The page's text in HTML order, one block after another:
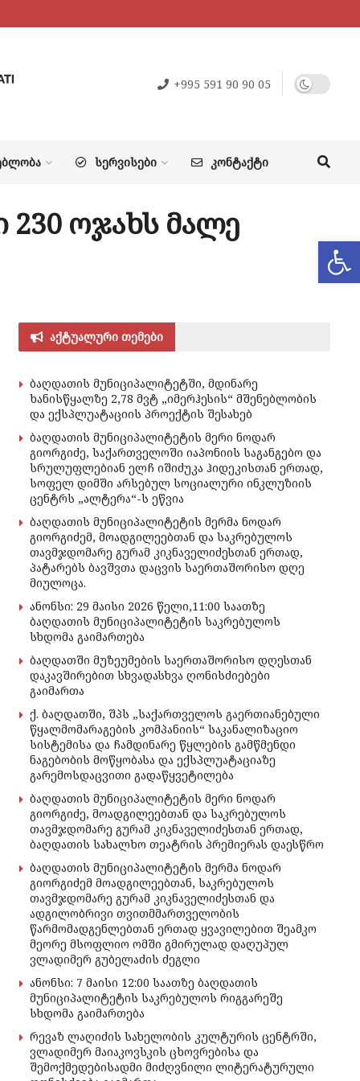
+995 591 90 90 05
ᲡᲔᲠᲕᲘᲡᲔᲑᲘ ᲙᲝᲜᲢᲐᲥᲢᲘ
ოჯახს მალე
აქტუალური თემები
ბაღდათის მუნიციპალიტეტში, მდინარე
ხანისწყალზე 2,78 მვტ „იმერჰესის“ მშენებლობის
და ექსპლუატაციის პროექტის შესახებ
ბაღდათის მუნიციპალიტეტის მერი ნოდარ
გიორგიძე, საქართველოში იაპონიის საგანგებო და
სრულუფლებიან ელჩ იშიძუკა ჰიდეკისთან ერთად,
სოფელ დიმში არსებულ სოციალური ინკლუზიის
ცენტრს „ალტერა“-ს ეწვია
ბაღდათის მუნიციპალიტეტის მერმა ნოდარ
გიორგიძემ, მოადგილეებთან და საკრებულოს
თავმჯდომარე გურამ კიკნაველიძესთან ერთად,
პატარებს ბავშვთა დაცვის საერთაშორისო დღე
მიულოცა.
ანონსი: 29 მაისი 2026 წელი,11:00 საათზე
ბაღდათის მუნიციპალიტეტის საკრებულოს
სხდომა გაიმართება
ბაღდათში მუზეუმების საერთაშორისო დღესთან
დაკავშირებით სხვადასხვა ღონისძიებები
გაიმართა
ქ. ბაღდათში, შპს „საქართველოს გაერთიანებული
წყალმომარაგების კომპანიის“ საკანალიზაციო
სისტემისა და ჩამდინარე წყლების გამწმენდი
ნაგებობის მოწყობასა და ექსპლუატაციაზე
გარემოსდაცვითი გადაწყვეტილება
ბაღდათის მუნიციპალიტეტის მერი ნოდარ
გიორგიძე, მოადგილეებთან და საკრებულოს
თავმჯდომარე გურამ კიკნაველიძესთან ერთად,
ბაღდათის სახალხო თეატრის პრემიერას დაესწრო
ბაღდათის მუნიციპალიტეტის მერმა ნოდარ
გიორგიძემ მოადგილეებთან, საკრებულოს
თავმჯდომარე გურამ კიკნაველიძესთან და
ადგილობრივი თვითმმართველობის
წარმომადგენლებთან ერთად ყვავილებით შეამკო
მეორე მსოფლიო ომში გმირულად დაღუპულ
ვლადიმერ გუბელაძის ძეგლი
ანონსი: 7 მაისი 12:00 საათზე ბაღდათის
მუნიციპალიტეტის საკრებულოს რიგგარეშე
სხდომა გაიმართება
რევაზ ლაღიძის სახელობის კულტურის ცენტრში,
ვლადიმერ მაიაკოვსკის ცხოვრებისა და
შემოქმედებისადმი მიძღვნილი ლიტერატურული